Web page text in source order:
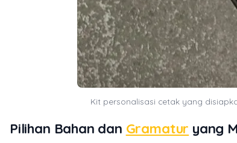
Kit personalisasi cetak yang
Pilihan Bahan dan Gramatur yang